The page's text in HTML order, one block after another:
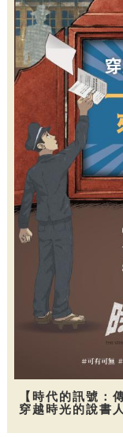
【時代的訊號：
穿越時光的說書